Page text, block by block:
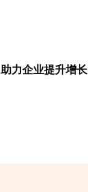
力企业提升增长